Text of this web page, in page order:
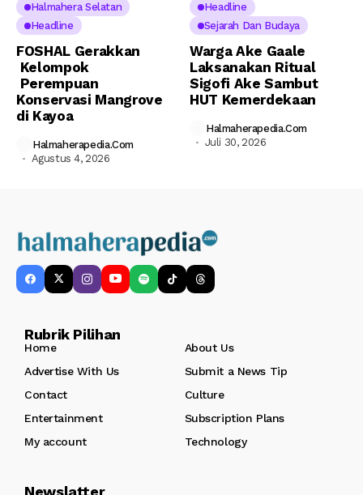
Halmahera Selatan
Headline
FOSHAL Gerakkan
Kelompok
Perempuan
Konservasi Mangrove
di Kayoa
Halmaherapedia.com
Agustus 4, 2026
Headline
Sejarah Dan Budaya
Warga Ake Gaale
Laksanakan Ritual
Sigofi Ake Sambut
HUT Kemerdekaan
Halmaherapedia.com
Juli 30, 2026
Rubrik Pilihan
Home
About Us
Advertise With Us
Submit a News Tip
Contact
Culture
Entertainment
Subscription Plans
My account
Technology
Newslatter